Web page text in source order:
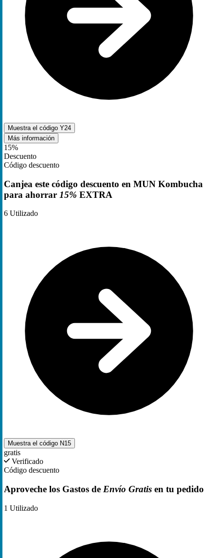
Muestra el código Y24
Más información
15%
Descuento
Código descuento
Canjea este código descuento en MUN Kombucha
para ahorrar 15% EXTRA
6 Utilizado
Muestra el código N15
gratis
Verificado
Código descuento
Aproveche los Gastos de Envío Gratis en tu pedido
1 Utilizado